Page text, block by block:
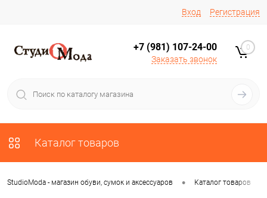
Вход Регистрация
+7 (981) 107-24-00
Заказать звонок
0
Каталог товаров
StudioModa - магазин обуви, сумок и аксессуаров • Каталог товаров